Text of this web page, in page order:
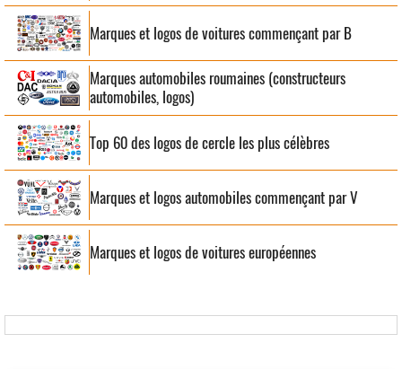
Marques et logos de voitures commençant par B
Marques automobiles roumaines (constructeurs
automobiles, logos)
Top 60 des logos de cercle les plus célèbres
Marques et logos automobiles commençant par V
Marques et logos de voitures européennes